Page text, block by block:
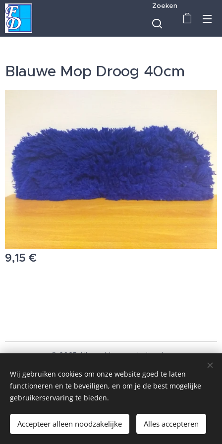
Zoeken
Blauwe Mop Droog 40cm
9,15 €
Toevoegen aan de winkelwagen
© 2025 Alle rechten voorbehouden
Schoonmaakbedrijf Frando Bv
Cookies
Wij gebruiken cookies om onze website goed te laten
functioneren en te beveiligen, en om je de best mogelijke
gebruikerservaring te bieden.
Accepteer alleen noodzakelijke Alles accepteren